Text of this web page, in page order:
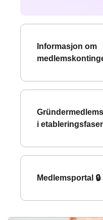
Informasjon om
i
Medlemsportal 🔒